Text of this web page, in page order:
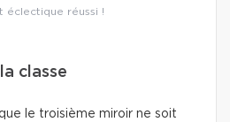
éclectique réussi !
classe
le troisième miroir ne soit